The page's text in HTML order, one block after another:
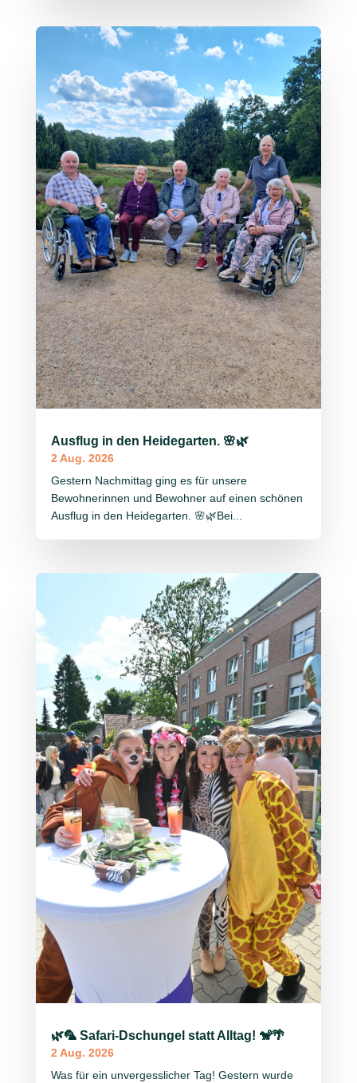
Ausflug in den Heidegarten. 🌸🌿
2 Aug. 2026
Gestern Nachmittag ging es für unsere
Bewohnerinnen und Bewohner auf einen schönen
Ausflug in den Heidegarten. 🌸🌿Bei...
🌿🦜 Safari-Dschungel statt Alltag! 🐒🌴
2 Aug. 2026
Was für ein unvergesslicher Tag! Gestern wurde